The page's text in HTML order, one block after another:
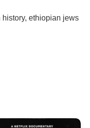
history, ethiopian jews